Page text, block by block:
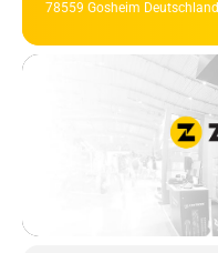
78559 Gosheim Deutschland